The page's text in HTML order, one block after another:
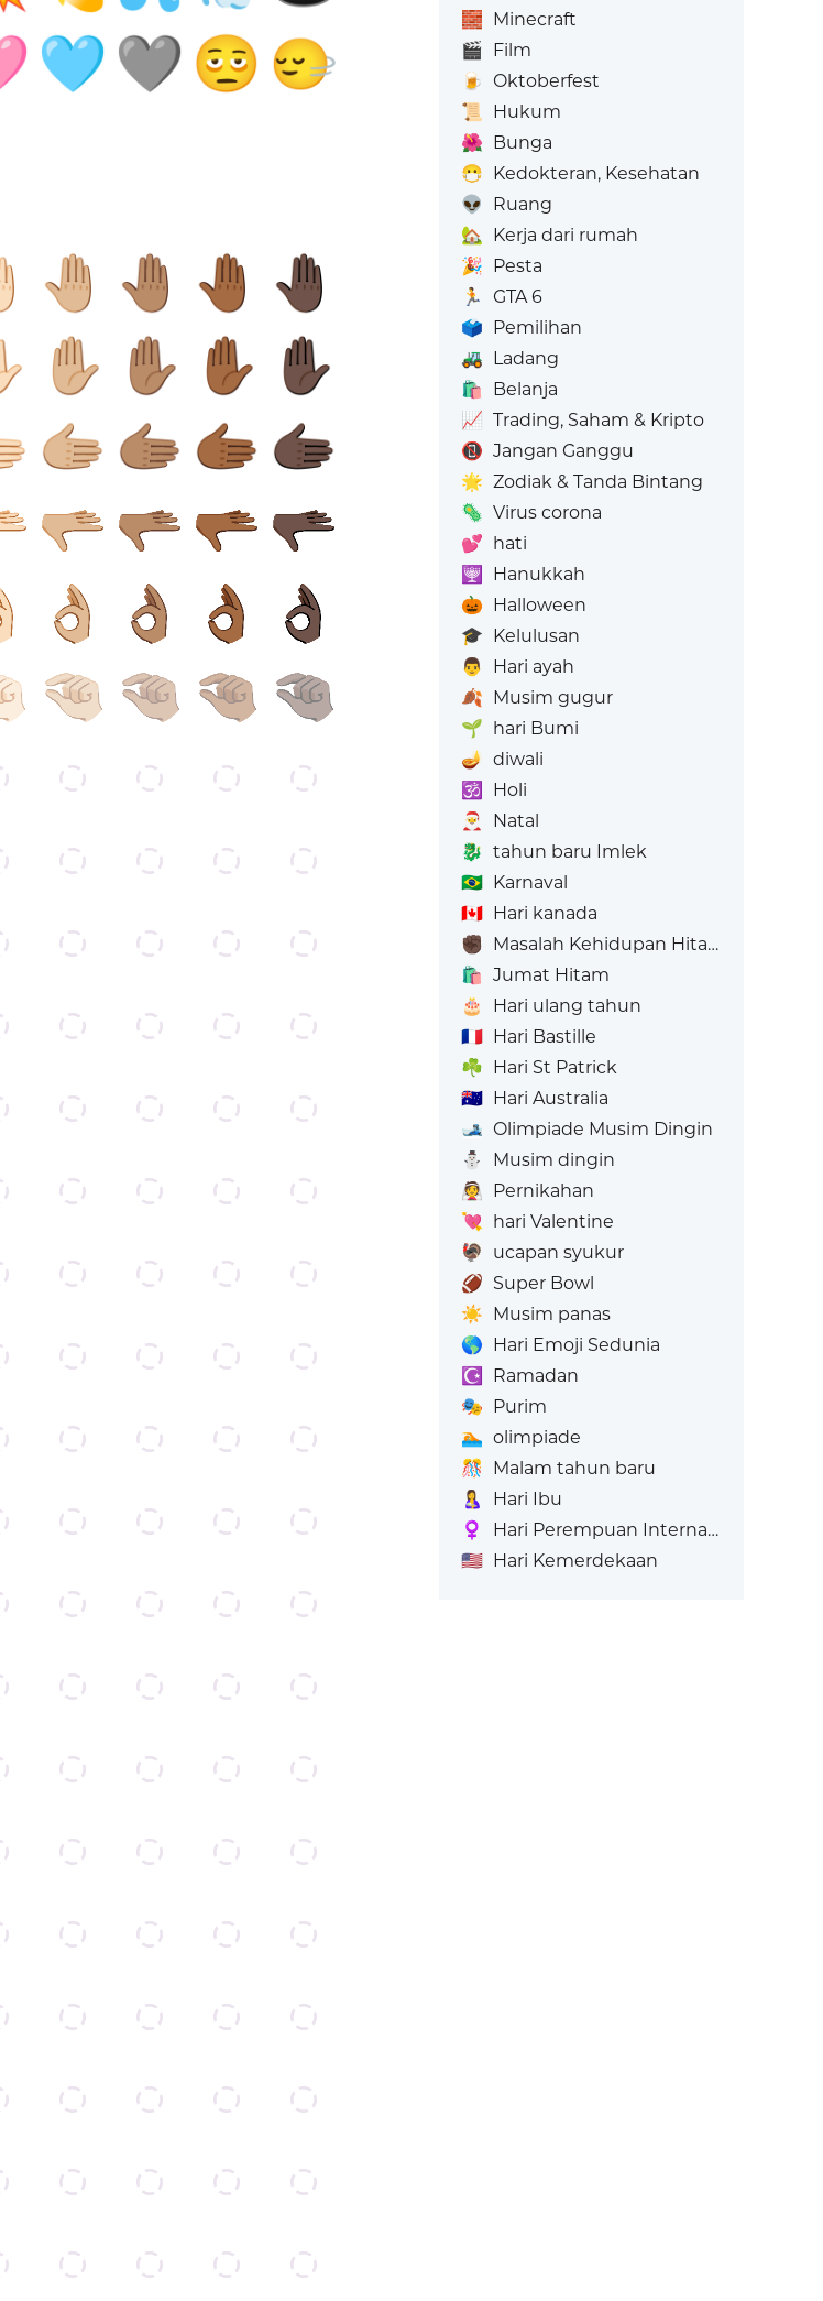
🧱 Minecraft
🎬 Film
🍺
Oktoberfest
📜
Hukum
🌺 Bunga
😷 Kedokteran, Kesehatan
👽
Ruang
🏡
Kerja dari rumah
🎉 Pesta
🏃
GTA 6
🗳️ Pemilihan
🚜 Ladang
🛍️
Belanja
📈 Trading, Saham & Kripto
📵 Jangan Ganggu
🌟 Zodiak & Tanda Bintang
🦠 Virus corona
💕 hati
🕎
Hanukkah
🎃 Halloween
🎓 Kelulusan
👨
Hari ayah
🍂 Musim gugur
🌱 hari Bumi
🪔 diwali
🕉️
Holi
🎅
Natal
🐉 tahun baru Imlek
🇧🇷 Karnaval
🇨🇦 Hari kanada
✊🏿 Masalah Kehidupan Hitam
🛍️ Jumat Hitam
🎂
Hari ulang tahun
🇫🇷 Hari Bastille
☘️ Hari St Patrick
🇦🇺 Hari Australia
🎿 Olimpiade Musim Dingin
⛄
Musim dingin
👰 Pernikahan
💘 hari Valentine
🦃
ucapan syukur
🏈 Super Bowl
☀️ Musim panas
🌎 Hari Emoji Sedunia
☪️
Ramadan
🎭 Purim
🏊 olimpiade
🎊
Malam tahun baru
🤱
Hari Ibu
♀️
Hari Perempuan Internasional
🇺🇸 Hari Kemerdekaan